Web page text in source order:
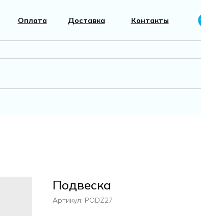
Оплата Контакты
Доставка
Подвеска
Артикул: PODZ27